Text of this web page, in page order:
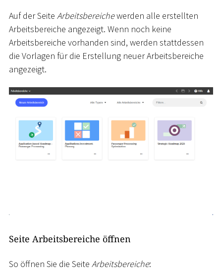
Auf der Seite Arbeitsbereichewerden alle erstellten
Arbeitsbereiche angezeigt. Wenn noch keine
Arbeitsbereiche vorhanden sind, werden stattdessen
die Vorlagen für die Erstellung neuer Arbeitsbereiche
angezeigt.
Seite Arbeitsbereiche öffnen
So öffnen Sie die Seite Arbeitsbereiche: